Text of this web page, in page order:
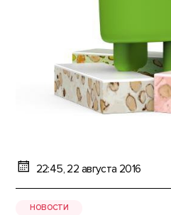
22:45, 22 августа 2016
НОВОСТИ